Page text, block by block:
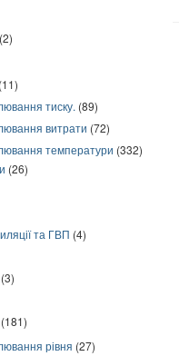
(2)
тиску. (89)
витрати (72)
температури (332)
(26)
та ГВП (4)
(3)
(181)
рівня (27)